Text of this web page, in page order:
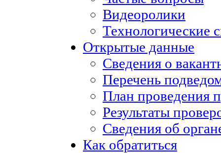
Видеоролики
Технологические
Открытые данные
Сведения о
Перечень
План
Результаты
Сведения об
Как обратиться